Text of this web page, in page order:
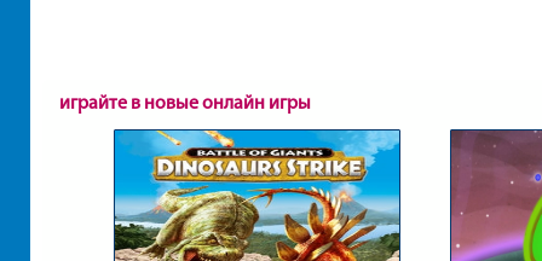
играйте в новые онлайн игры